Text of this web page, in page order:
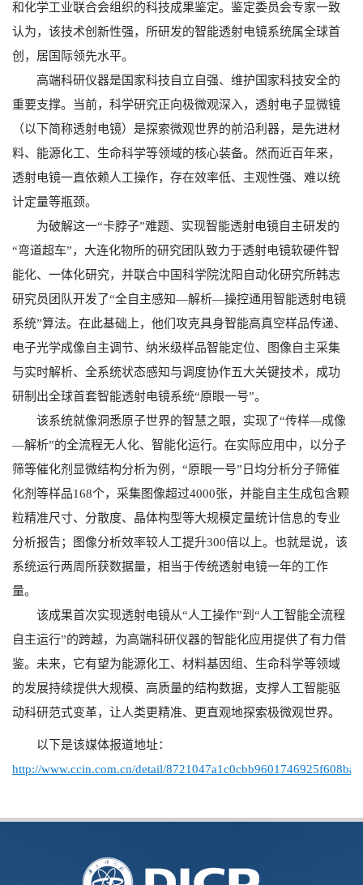
和化学工业联合会组织的科技成果鉴定。鉴定委员会专家一致
认为，该技术创新性强，所研发的智能透射电镜系统属全球首
创，居国际领先水平。
高端科研仪器是国家科技自立自强、维护国家科技安全的
重要支撑。当前，科学研究正向极微观深入，透射电子显微镜
（以下简称透射电镜）是探索微观世界的前沿利器，是先进材
料、能源化工、生命科学等领域的核心装备。然而近百年来，
透射电镜一直依赖人工操作，存在效率低、主观性强、难以统
计定量等瓶颈。
为破解这一“卡脖子”难题、实现智能透射电镜自主研发的
“弯道超车”，大连化物所的研究团队致力于透射电镜软硬件智
能化、一体化研究，并联合中国科学院沈阳自动化研究所韩志
研究员团队开发了“全自主感知—解析—操控通用智能透射电镜
系统”算法。在此基础上，他们攻克具身智能高真空样品传递、
电子光学成像自主调节、纳米级样品智能定位、图像自主采集
与实时解析、全系统状态感知与调度协作五大关键技术，成功
研制出全球首套智能透射电镜系统“原眼一号”。
该系统就像洞悉原子世界的智慧之眼，实现了“传样—成像
—解析”的全流程无人化、智能化运行。在实际应用中，以分子
筛等催化剂显微结构分析为例，“原眼一号”日均分析分子筛催
化剂等样品168个，采集图像超过4000张，并能自主生成包含颗
粒精准尺寸、分散度、晶体构型等大规模定量统计信息的专业
分析报告；图像分析效率较人工提升300倍以上。也就是说，该
系统运行两周所获数据量，相当于传统透射电镜一年的工作
量。
该成果首次实现透射电镜从“人工操作”到“人工智能全流程
自主运行”的跨越，为高端科研仪器的智能化应用提供了有力借
鉴。未来，它有望为能源化工、材料基因组、生命科学等领域
的发展持续提供大规模、高质量的结构数据，支撑人工智能驱
动科研范式变革，让人类更精准、更直观地探索极微观世界。
以下是该媒体报道地址：
http://www.ccin.com.cn/detail/